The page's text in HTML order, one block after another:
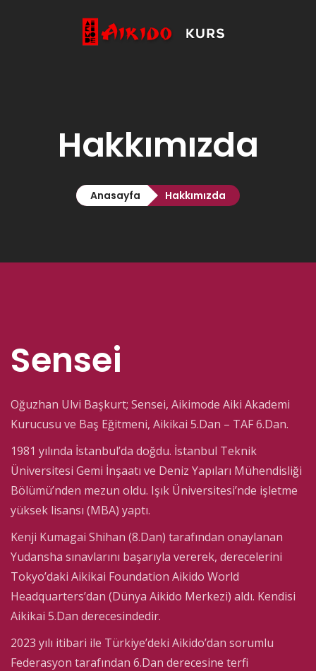
Hakkımızda
Anasayfa Hakkımızda
Sensei
Oğuzhan Ulvi Başkurt; Sensei, Aikimode Aiki Akademi
Kurucusu ve Baş Eğitmeni, Aikikai 5.Dan – TAF 6.Dan.
1981 yılında İstanbul’da doğdu. İstanbul Teknik
Üniversitesi Gemi İnşaatı ve Deniz Yapıları Mühendisliği
Bölümü’nden mezun oldu. Işık Üniversitesi’nde işletme
yüksek lisansı (MBA) yaptı.
Kenji Kumagai Shihan (8.Dan) tarafından onaylanan
Yudansha sınavlarını başarıyla vererek, derecelerini
Tokyo’daki Aikikai Foundation Aikido World
Headquarters’dan (Dünya Aikido Merkezi) aldı. Kendisi
Aikikai 5.Dan derecesindedir.
2023 yılı itibari ile Türkiye’deki Aikido’dan sorumlu
Federasyon tarafından 6.Dan derecesine terfi